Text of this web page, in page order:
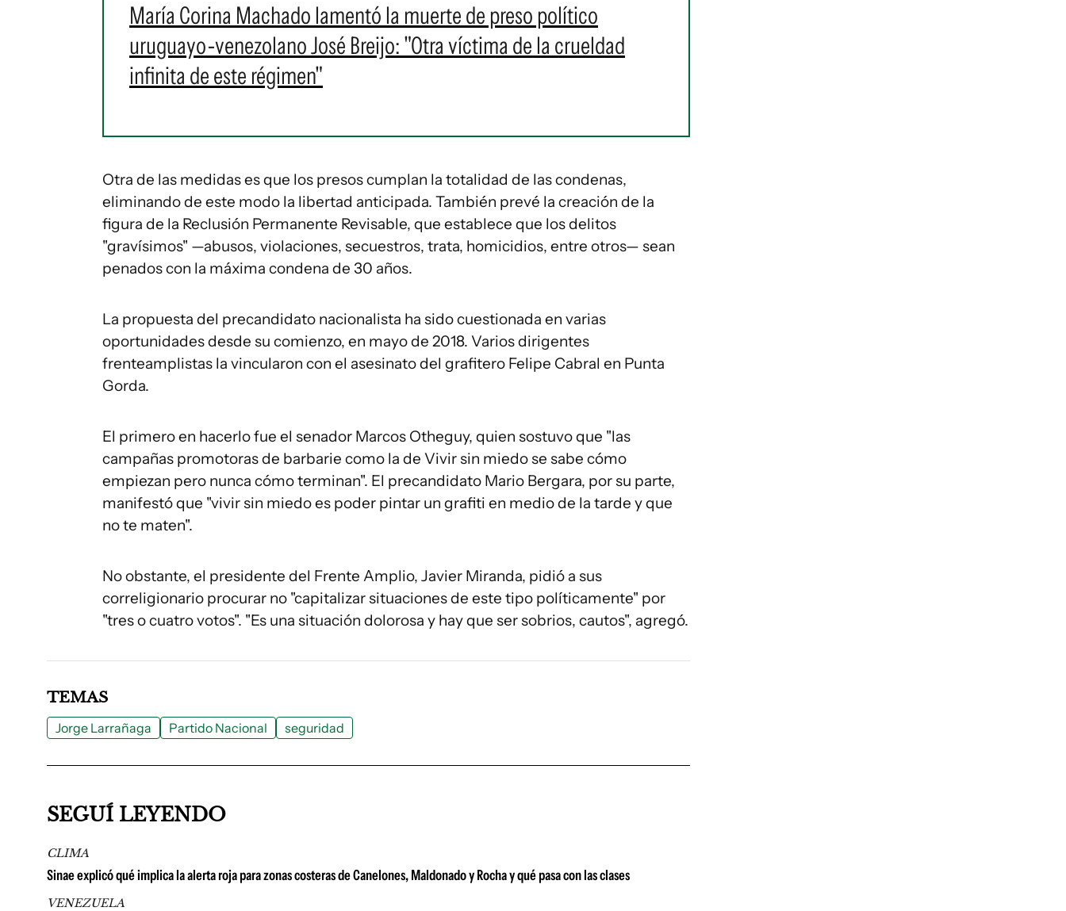
María Corina Machado lamentó la muerte de preso político
uruguayo-venezolano José Breijo: "Otra víctima de la crueldad
infinita de este régimen"
Otra de las medidas es que los presos cumplan la totalidad de las condenas,
eliminando de este modo la libertad anticipada. También prevé la creación de la
figura de la Reclusión Permanente Revisable, que establece que los delitos
"gravísimos" —abusos, violaciones, secuestros, trata, homicidios, entre otros— sean
penados con la máxima condena de 30 años.
La propuesta del precandidato nacionalista ha sido cuestionada en varias
oportunidades desde su comienzo, en mayo de 2018. Varios dirigentes
frenteamplistas la vincularon con el asesinato del grafitero Felipe Cabral en Punta
Gorda.
El primero en hacerlo fue el senador Marcos Otheguy, quien sostuvo que "las
campañas promotoras de barbarie como la de Vivir sin miedo se sabe cómo
empiezan pero nunca cómo terminan". El precandidato Mario Bergara, por su parte,
manifestó que "vivir sin miedo es poder pintar un grafiti en medio de la tarde y que
no te maten".
No obstante, el presidente del Frente Amplio, Javier Miranda, pidió a sus
correligionario procurar no "capitalizar situaciones de este tipo políticamente" por
"tres o cuatro votos". "Es una situación dolorosa y hay que ser sobrios, cautos", agregó.
TEMAS
Jorge Larrañaga Partido Nacional seguridad
SEGUÍ LEYENDO
CLIMA
Sinae explicó qué implica la alerta roja para zonas costeras de Canelones, Maldonado y Rocha y qué pasa con las clases
VENEZUELA